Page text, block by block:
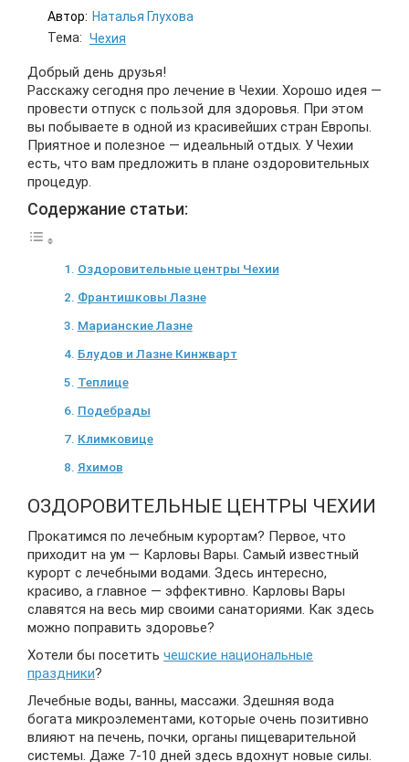
Автор: Наталья Глухова
Тема: Чехия
Добрый день друзья!
Расскажу сегодня про лечение в Чехии. Хорошо идея —
провести отпуск с пользой для здоровья. При этом
вы побываете в одной из красивейших стран Европы.
Приятное и полезное — идеальный отдых. У Чехии
есть, что вам предложить в плане оздоровительных
процедур.
Содержание статьи:
Оздоровительные центры Чехии
Франтишковы Лазне
Марианские Лазне
Блудов и Лазне Кинжварт
Теплице
Подебрады
Климковице
Яхимов
ОЗДОРОВИТЕЛЬНЫЕ ЦЕНТРЫ ЧЕХИИ
Прокатимся по лечебным курортам? Первое, что
приходит на ум — Карловы Вары. Самый известный
курорт с лечебными водами. Здесь интересно,
красиво, а главное — эффективно. Карловы Вары
славятся на весь мир своими санаториями. Как здесь
можно поправить здоровье?
Хотели бы посетить чешские национальные
праздники?
Лечебные воды, ванны, массажи. Здешняя вода
богата микроэлементами, которые очень позитивно
влияют на печень, почки, органы пищеварительной
системы. Даже 7-10 дней здесь вдохнут новые силы.